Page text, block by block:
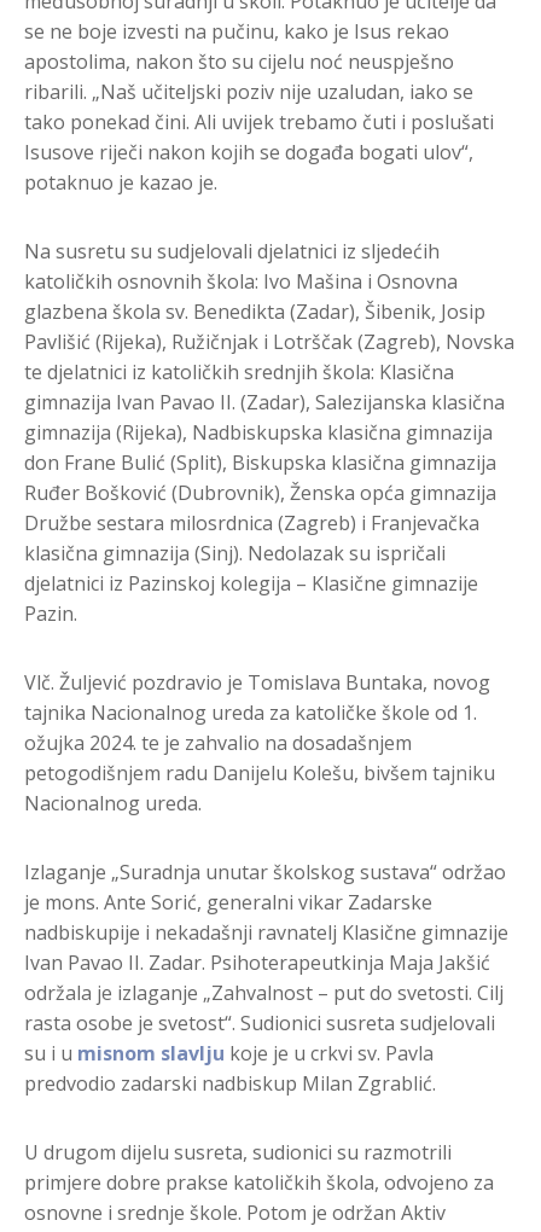
se ne boje izvesti na pučinu, kako je Isus rekao
apostolima, nakon što su cijelu noć neuspješno
ribarili. „Naš učiteljski poziv nije uzaludan, iako se
tako ponekad čini. Ali uvijek trebamo čuti i poslušati
Isusove riječi nakon kojih se događa bogati ulov“,
potaknuo je kazao je.
Na susretu su sudjelovali djelatnici iz sljedećih
katoličkih osnovnih škola: Ivo Mašina i Osnovna
glazbena škola sv. Benedikta (Zadar), Šibenik, Josip
Pavlišić (Rijeka), Ružičnjak i Lotrščak (Zagreb), Novska
te djelatnici iz katoličkih srednjih škola: Klasična
gimnazija Ivan Pavao II. (Zadar), Salezijanska klasična
gimnazija (Rijeka), Nadbiskupska klasična gimnazija
don Frane Bulić (Split), Biskupska klasična gimnazija
Ruđer Bošković (Dubrovnik), Ženska opća gimnazija
Družbe sestara milosrdnica (Zagreb) i Franjevačka
klasična gimnazija (Sinj). Nedolazak su ispričali
djelatnici iz Pazinskoj kolegija – Klasične gimnazije
Pazin.
Vlč. Žuljević pozdravio je Tomislava Buntaka, novog
tajnika Nacionalnog ureda za katoličke škole od 1.
ožujka 2024. te je zahvalio na dosadašnjem
petogodišnjem radu Danijelu Kolešu, bivšem tajniku
Nacionalnog ureda.
Izlaganje „Suradnja unutar školskog sustava“ održao
je mons. Ante Sorić, generalni vikar Zadarske
nadbiskupije i nekadašnji ravnatelj Klasične gimnazije
Ivan Pavao II. Zadar. Psihoterapeutkinja Maja Jakšić
održala je izlaganje „Zahvalnost – put do svetosti. Cilj
rasta osobe je svetost“. Sudionici susreta sudjelovali
su i u misnom slavlju koje je u crkvi sv. Pavla
predvodio zadarski nadbiskup Milan Zgrablić.
U drugom dijelu susreta, sudionici su razmotrili
primjere dobre prakse katoličkih škola, odvojeno za
osnovne i srednje škole. Potom je održan Aktiv